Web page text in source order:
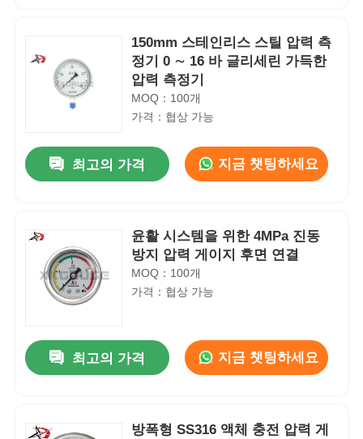
150mm 스테인리스 스틸 압력 측
정기 0 ∼ 16 바 글리세린 가득한
압력 측정기
MOQ：100개
가격：협상 가능
최고의 가격 지금 챗팅하세요
윤활 시스템을 위한 4MPa 진동
방지 압력 게이지 후면 연결
MOQ：100개
가격：협상 가능
최고의 가격 지금 챗팅하세요
방폭형 SS316 액체 충전 압력 게